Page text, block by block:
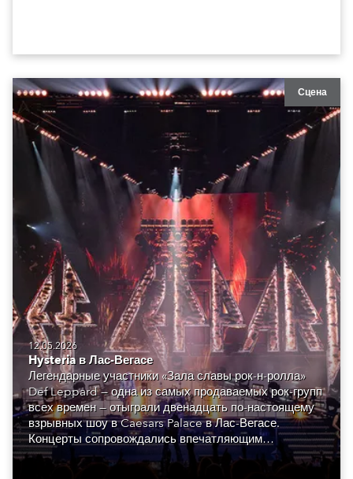
Сцена
12.05.2026
Hysteria в Лас-Вегасе
Легендарные участники «Зала славы рок-н-ролла»
Def Leppard — одна из самых продаваемых рок-групп
всех времен — отыграли двенадцать по-настоящему
взрывных шоу в Caesars Palace в Лас-Вегасе.
Концерты сопровождались впечатляющим
визуальным оформлением, созданным монреальской
Luz Studio.